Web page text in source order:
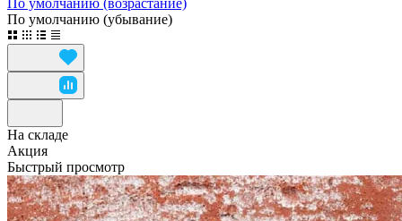
По умолчанию (убывание)
На складе
Акция
Быстрый просмотр